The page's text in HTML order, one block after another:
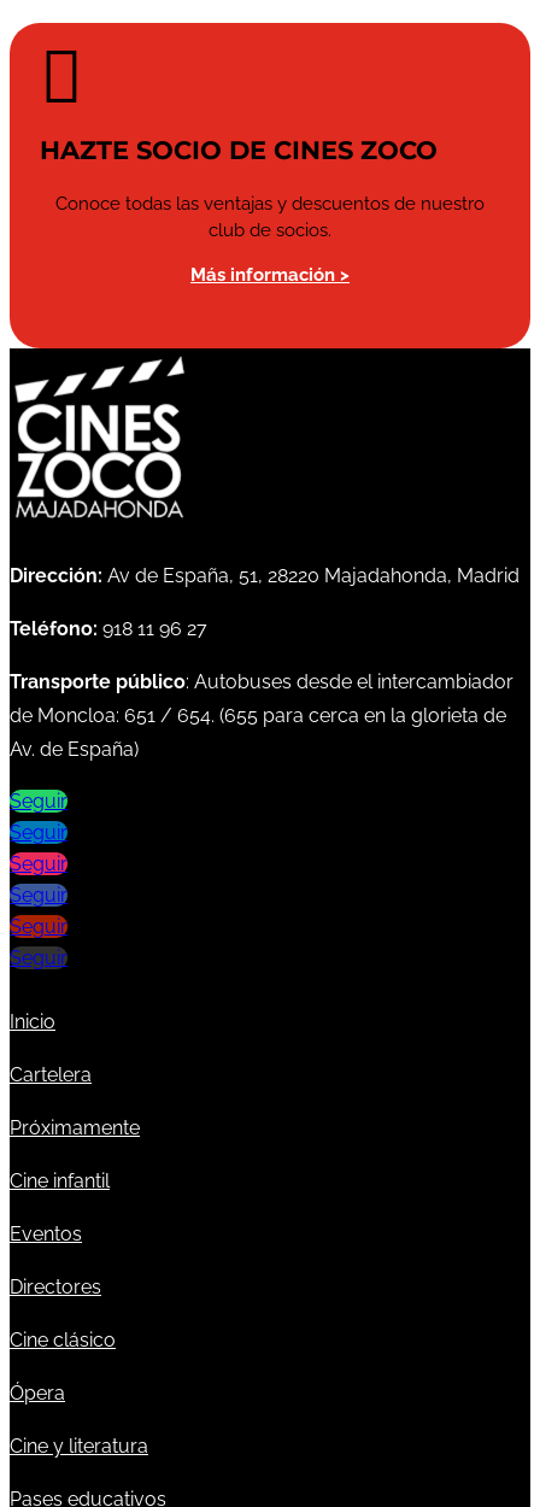

HAZTE SOCIO DE CINES ZOCO
Conoce todas las ventajas y descuentos de nuestro
club de socios.
Más información >
Dirección: Av de España, 51, 28220 Majadahonda, Madrid
Teléfono: 918 11 96 27
Transporte público: Autobuses desde el intercambiador
de Moncloa: 651 / 654. (655 para cerca en la glorieta de
Av. de España)
Seguir
Seguir
Seguir
Seguir
Seguir
Seguir
Inicio
Cartelera
Próximamente
Cine infantil
Eventos
Directores
Cine clásico
Ópera
Cine y literatura
Pases educativos